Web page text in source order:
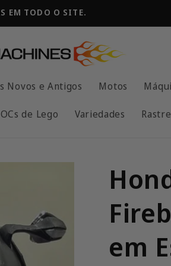
GRÁTIS!
Novos e Antigos Motos
de Lego Variedades
em